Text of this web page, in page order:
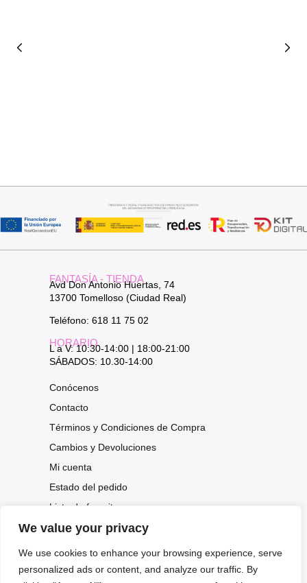
We value your privacy
We use cookies to enhance your browsing experience, serve
personalized ads or content, and analyze our traffic. By
FANTASÍA - TIENDA
Avd Don Antonio Huertas, 74
13700 Tomelloso (Ciudad Real)
Teléfono: 618 11 75 02
HORARIO
L a V: 10:30-14:00 | 18:00-21:00
SÁBADOS: 10.30-14:00
Conócenos
Contacto
Términos y Condiciones de Compra
Cambios y Devoluciones
Mi cuenta
Estado del pedido
Lista de favoritos
CONOCE NUESTRAS NOVEDADES,
OFERTAS...